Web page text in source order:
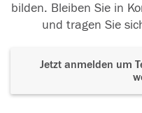
bilden. Bleiben Sie in
und tragen Sie
Jetzt anmelden um